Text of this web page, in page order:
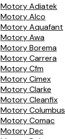
Motory Adiatek
Motory Alco
Motory Aquafant
Motory Awa
Motory Borema
Motory Carrera
Motory Cfm
Motory Cimex
Motory Clarke
Motory Cleanfix
Motory Columbus
Motory Comac
Motory Dec